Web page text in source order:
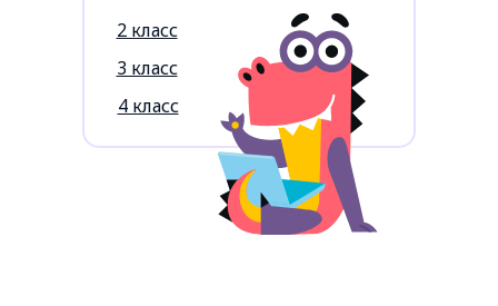
2 класс
3 класс
4 класс